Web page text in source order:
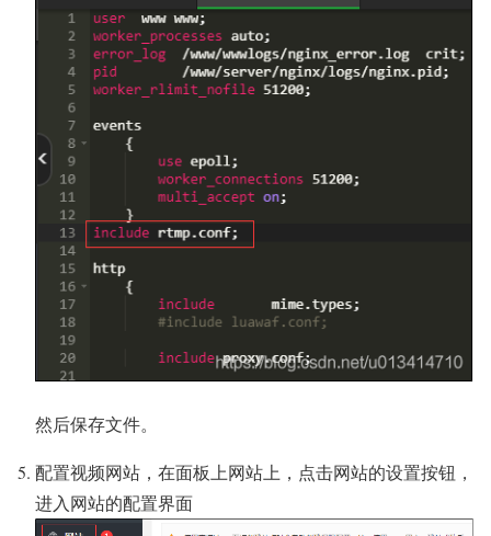
然后保存文件。
配置视频网站，在面板上网站上，点击网站的设置按钮，
进入网站的配置界面